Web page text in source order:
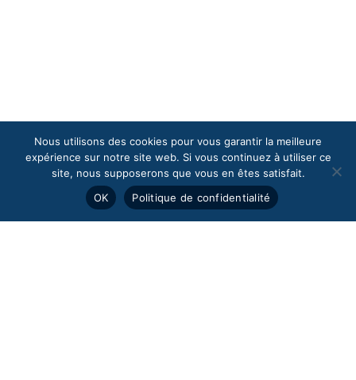
Nous utilisons des cookies pour vous garantir la meilleure
expérience sur notre site web. Si vous continuez à utiliser ce
site, nous supposerons que vous en êtes satisfait.
OK
Politique de confidentialité